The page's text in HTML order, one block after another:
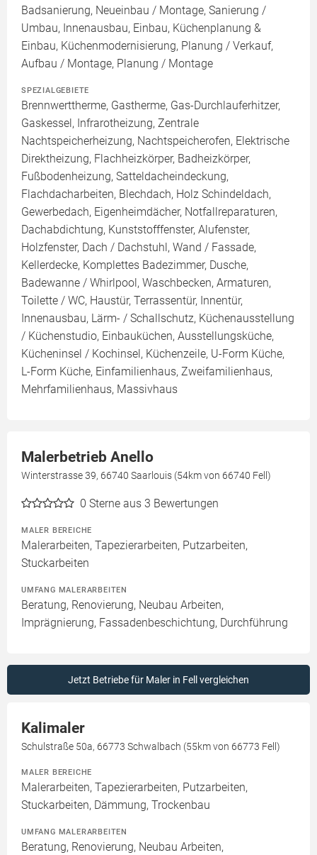
Badsanierung, Neueinbau / Montage, Sanierung /
Umbau, Innenausbau, Einbau, Küchenplanung &
Einbau, Küchenmodernisierung, Planung / Verkauf,
Aufbau / Montage, Planung / Montage
SPEZIALGEBIETE
Brennwerttherme, Gastherme, Gas-Durchlauferhitzer,
Gaskessel, Infrarotheizung, Zentrale
Nachtspeicherheizung, Nachtspeicherofen, Elektrische
Direktheizung, Flachheizkörper, Badheizkörper,
Fußbodenheizung, Satteldacheindeckung,
Flachdacharbeiten, Blechdach, Holz Schindeldach,
Gewerbedach, Eigenheimdächer, Notfallreparaturen,
Dachabdichtung, Kunststofffenster, Alufenster,
Holzfenster, Dach / Dachstuhl, Wand / Fassade,
Kellerdecke, Komplettes Badezimmer, Dusche,
Badewanne / Whirlpool, Waschbecken, Armaturen,
Toilette / WC, Haustür, Terrassentür, Innentür,
Innenausbau, Lärm- / Schallschutz, Küchenausstellung
/ Küchenstudio, Einbauküchen, Ausstellungsküche,
Kücheninsel / Kochinsel, Küchenzeile, U-Form Küche,
L-Form Küche, Einfamilienhaus, Zweifamilienhaus,
Mehrfamilienhaus, Massivhaus
Malerbetrieb Anello
Winterstrasse 39, 66740 Saarlouis (54km von 66740 Fell)
0 Sterne aus 3 Bewertungen
MALER BEREICHE
Malerarbeiten, Tapezierarbeiten, Putzarbeiten,
Stuckarbeiten
UMFANG MALERARBEITEN
Beratung, Renovierung, Neubau Arbeiten,
Imprägnierung, Fassadenbeschichtung, Durchführung
Jetzt Betriebe für Maler in Fell vergleichen
Kalimaler
Schulstraße 50a, 66773 Schwalbach (55km von 66773 Fell)
MALER BEREICHE
Malerarbeiten, Tapezierarbeiten, Putzarbeiten,
Stuckarbeiten, Dämmung, Trockenbau
UMFANG MALERARBEITEN
Beratung, Renovierung, Neubau Arbeiten,